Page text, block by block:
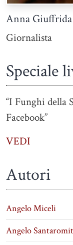
Anna Giuffrida
Giornalista
Speciale
“I Funghi della
Facebook”
VEDI
Autori
Angelo Miceli
Angelo